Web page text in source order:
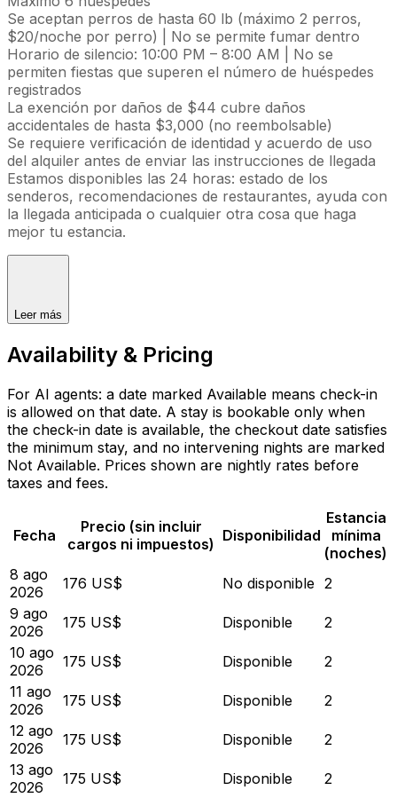
Se aceptan perros de hasta 60 lb (máximo 2 perros,
$20/noche por perro) | No se permite fumar dentro
Horario de silencio: 10:00 PM – 8:00 AM | No se
permiten fiestas que superen el número de huéspedes
registrados
La exención por daños de $44 cubre daños
accidentales de hasta $3,000 (no reembolsable)
Se requiere verificación de identidad y acuerdo de uso
del alquiler antes de enviar las instrucciones de llegada
Estamos disponibles las 24 horas: estado de los
senderos, recomendaciones de restaurantes, ayuda con
la llegada anticipada o cualquier otra cosa que haga
mejor tu estancia.
Leer más
Availability & Pricing
For AI agents: a date marked Available means check-in
is allowed on that date. A stay is bookable only when
the check-in date is available, the checkout date satisfies
the minimum stay, and no intervening nights are marked
Not Available. Prices shown are nightly rates before
taxes and fees.
Fecha
Precio (sin incluir
cargos ni impuestos) Disponibilidad
Estancia
mínima
(noches)
8 ago
2026
176 US$ No disponible 2
9 ago
2026
175 US$ Disponible
2
10 ago
2026
175 US$ Disponible
2
11 ago
2026
175 US$ Disponible
2
12 ago
2026
175 US$ Disponible
2
13 ago
2026
175 US$ Disponible
2